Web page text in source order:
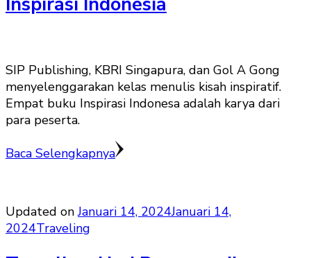
SIP Publishing, KBRI Singapura, dan Gol A Gong
menyelenggarakan kelas menulis kisah inspiratif.
Empat buku Inspirasi Indonesa adalah karya dari
para peserta.
Baca Selengkapnya
Updated onJanuari 14, 2024Januari 14,
2024Traveling